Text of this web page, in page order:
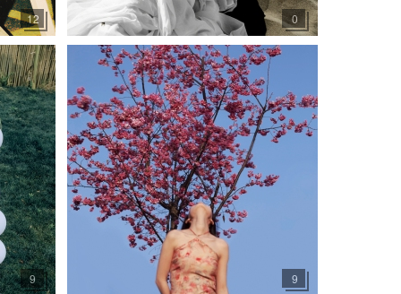
12 0
9 9